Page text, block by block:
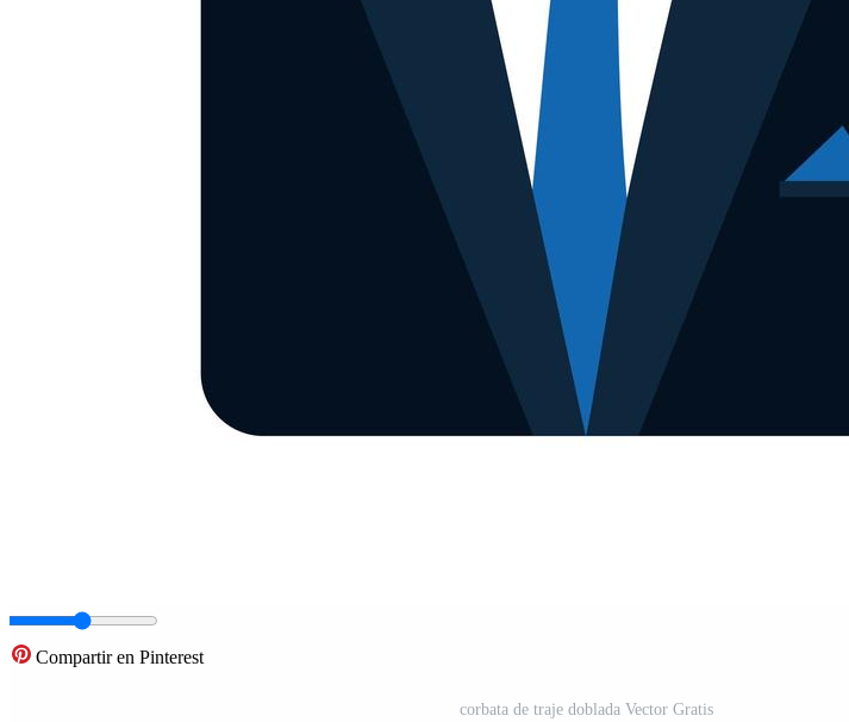
Compartir en Pinterest
corbata de traje doblada Vector Gratis